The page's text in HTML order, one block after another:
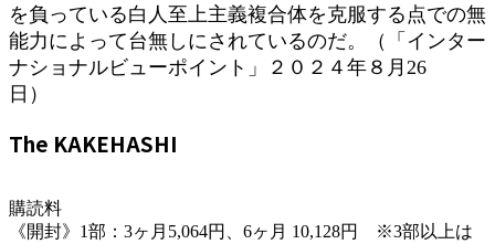
を負っている白人至上主義複合体を克服する点での無
能力によって台無しにされているのだ。（「インター
ナショナルビューポイント」２０２４年８月26
日）
The KAKEHASHI
購読料
《開封》1部：3ヶ月5,064円、6ヶ月 10,128円 ※3部以上は